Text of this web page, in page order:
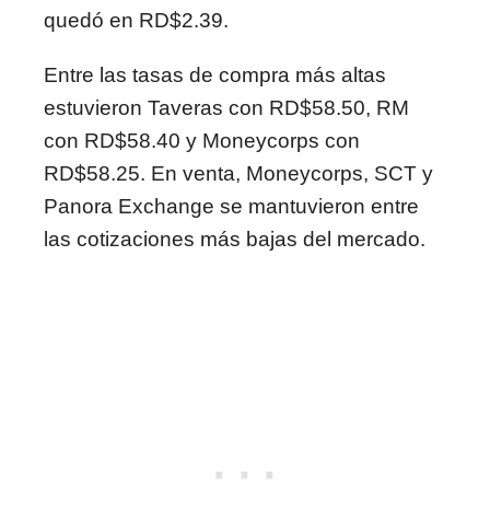
quedó en RD$2.39.
Entre las tasas de compra más altas
estuvieron Taveras con RD$58.50, RM
con RD$58.40 y Moneycorps con
RD$58.25. En venta, Moneycorps, SCT y
Panora Exchange se mantuvieron entre
las cotizaciones más bajas del mercado.